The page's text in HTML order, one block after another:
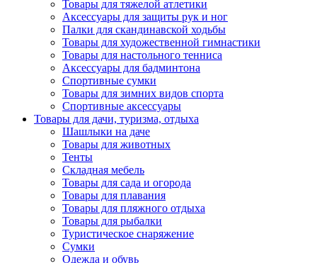
Товары для тяжелой атлетики
Аксессуары для защиты рук и ног
Палки для скандинавской ходьбы
Товары для художественной гимнастики
Товары для настольного тенниса
Аксессуары для бадминтона
Спортивные сумки
Товары для зимних видов спорта
Спортивные аксессуары
Товары для дачи, туризма, отдыха
Шашлыки на даче
Товары для животных
Тенты
Складная мебель
Товары для сада и огорода
Товары для плавания
Товары для пляжного отдыха
Товары для рыбалки
Туристическое снаряжение
Сумки
Одежда и обувь